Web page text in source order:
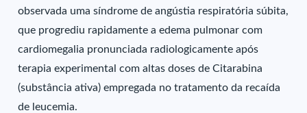
observada uma síndrome de angústia respiratória súbita,
que progrediu rapidamente a edema pulmonar com
cardiomegalia pronunciada radiologicamente após
terapia experimental com altas doses de Citarabina
(substância ativa) empregada no tratamento da recaída
de leucemia.